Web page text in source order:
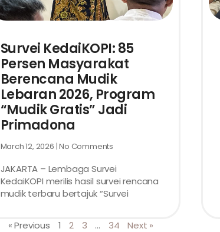
Survei KedaiKOPI: 85
Persen Masyarakat
Berencana Mudik
Lebaran 2026, Program
“Mudik Gratis” Jadi
Primadona
March 12, 2026 No Comments
JAKARTA – Lembaga Survei
KedaiKOPI merilis hasil survei rencana
mudik terbaru bertajuk “Survei
« Previous 1 2 3 … 34 Next »